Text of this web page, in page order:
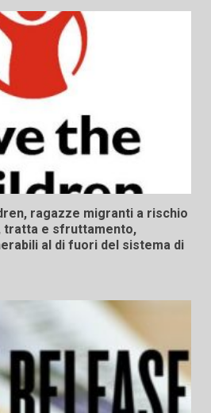
ragazze migranti a rischio
tratta e sfruttamento,
al di fuori del sistema di